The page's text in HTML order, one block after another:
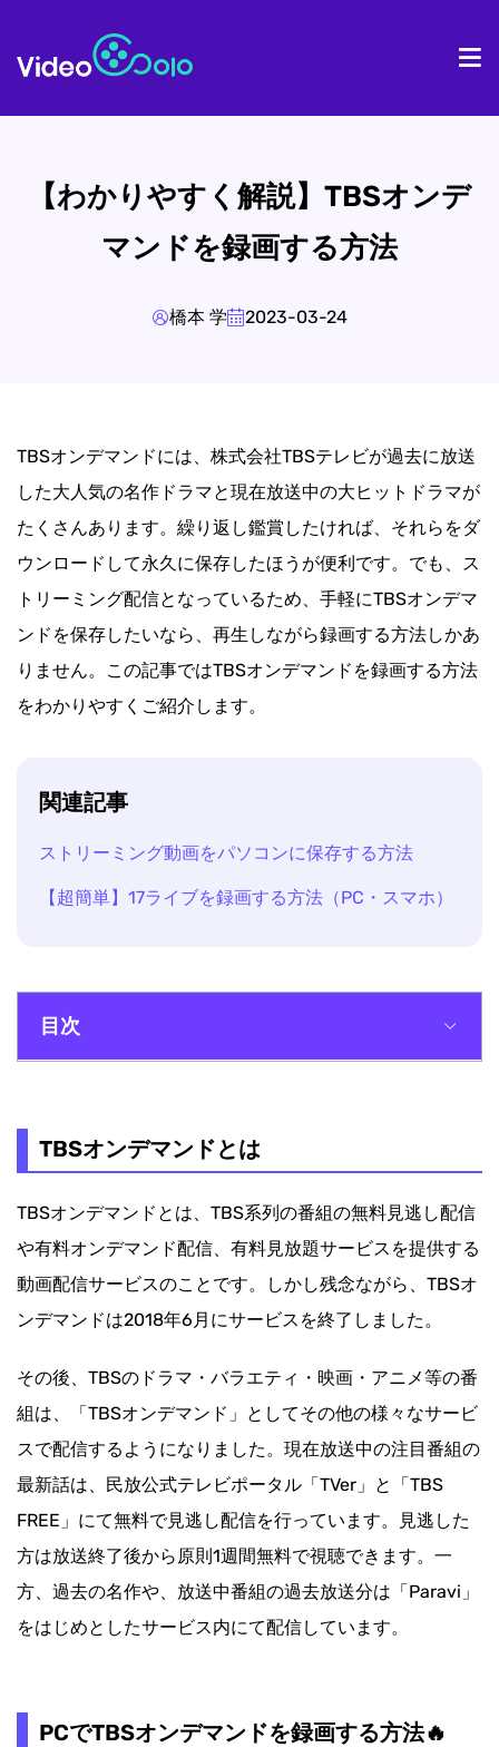
【わかりやすく解説】TBSオンデ
マンドを録画する方法
橋本 学 2023-03-24
TBSオンデマンドには、株式会社TBSテレビが過去に放送
した大人気の名作ドラマと現在放送中の大ヒットドラマが
たくさんあります。繰り返し鑑賞したければ、それらをダ
ウンロードして永久に保存したほうが便利です。でも、ス
トリーミング配信となっているため、手軽にTBSオンデマ
ンドを保存したいなら、再生しながら録画する方法しかあ
りません。この記事ではTBSオンデマンドを録画する方法
をわかりやすくご紹介します。
関連記事
ストリーミング動画をパソコンに保存する方法
【超簡単】17ライブを録画する方法（PC・スマホ）
目次
PCでTBSオンデマンドを録画する方法🔥
まとめ
TBSオンデマンドとは
TBSオンデマンドとは、TBS系列の番組の無料見逃し配信
や有料オンデマンド配信、有料見放題サービスを提供する
動画配信サービスのことです。しかし残念ながら、TBSオ
ンデマンドは2018年6月にサービスを終了しました。
その後、TBSのドラマ・バラエティ・映画・アニメ等の番
組は、「TBSオンデマンド」としてその他の様々なサービ
スで配信するようになりました。現在放送中の注目番組の
最新話は、民放公式テレビポータル「TVer」と「TBS
FREE」にて無料で見逃し配信を行っています。見逃した
方は放送終了後から原則1週間無料で視聴できます。一
方、過去の名作や、放送中番組の過去放送分は「Paravi」
をはじめとしたサービス内にて配信しています。
PCでTBSオンデマンドを録画する方法🔥